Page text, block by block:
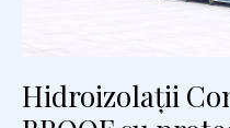
Hidroizolații